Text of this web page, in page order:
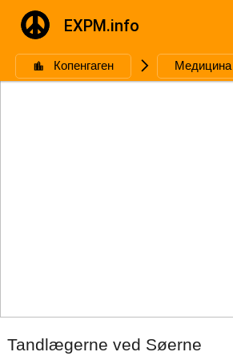
EXPM.info
Копенгаген 🮥 Медицина
Tandlægerne ved Søerne